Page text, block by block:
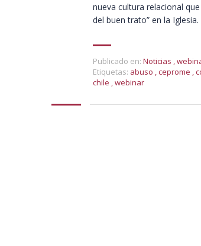
nueva cultura relacional
del buen trato” en la Iglesia.
Publicado en: Noticias ,
Etiquetas: abuso ,ceprome ,
chile ,webinar